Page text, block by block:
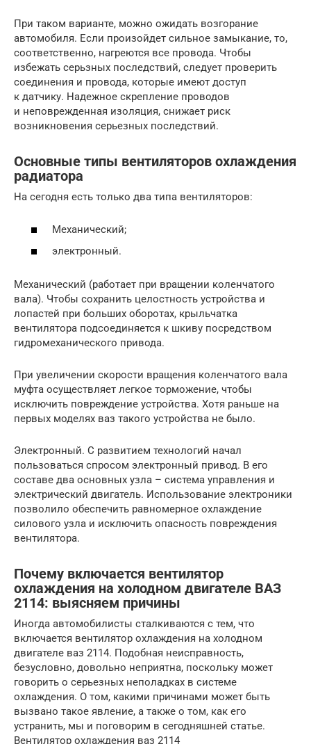
При таком варианте, можно ожидать возгорание
автомобиля. Если произойдет сильное замыкание, то,
соответственно, нагреются все провода. Чтобы
избежать серьзных последствий, следует проверить
соединения и провода, которые имеют доступ
к датчику. Надежное скрепление проводов
и неповрежденная изоляция, снижает риск
возникновения серьезных последствий.
Основные типы вентиляторов охлаждения
радиатора
На сегодня есть только два типа вентиляторов:
Механический;
электронный.
Механический (работает при вращении коленчатого
вала). Чтобы сохранить целостность устройства и
лопастей при больших оборотах, крыльчатка
вентилятора подсоединяется к шкиву посредством
гидромеханического привода.
При увеличении скорости вращения коленчатого вала
муфта осуществляет легкое торможение, чтобы
исключить повреждение устройства. Хотя раньше на
первых моделях ваз такого устройства не было.
Электронный. С развитием технологий начал
пользоваться спросом электронный привод. В его
составе два основных узла – система управления и
электрический двигатель. Использование электроники
позволило обеспечить равномерное охлаждение
силового узла и исключить опасность повреждения
вентилятора.
Почему включается вентилятор
охлаждения на холодном двигателе ВАЗ
2114: выясняем причины
Иногда автомобилисты сталкиваются с тем, что
включается вентилятор охлаждения на холодном
двигателе ваз 2114. Подобная неисправность,
безусловно, довольно неприятна, поскольку может
говорить о серьезных неполадках в системе
охлаждения. О том, какими причинами может быть
вызвано такое явление, а также о том, как его
устранить, мы и поговорим в сегодняшней статье.
Вентилятор охлаждения ваз 2114